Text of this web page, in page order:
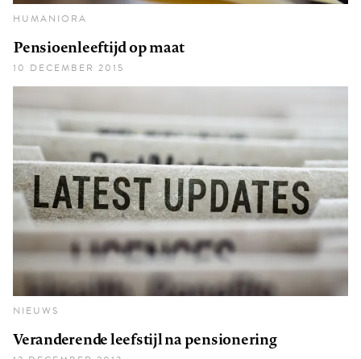
HUMANIORA
Pensioenleeftijd op maat
10 DECEMBER 2015
NIEUWS
Veranderende leefstijl na pensionering